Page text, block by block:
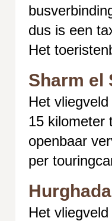
dus is een
Het
Sharm el
Het
15 kilometer
openbaar
per
Het